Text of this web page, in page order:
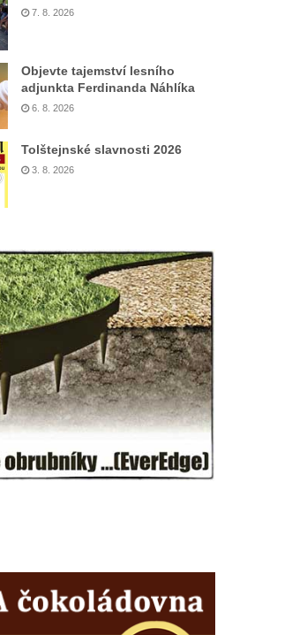
7. 8. 2026
Objevte tajemství lesního
adjunkta Ferdinanda Náhlíka
6. 8. 2026
Tolštejnské slavnosti 2026
3. 8. 2026